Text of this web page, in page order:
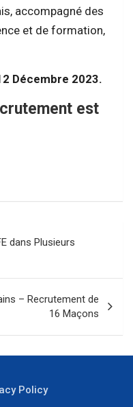
accompagné des
et de formation,
Décembre 2023.
est
dans Plusieurs
– Recrutement de
16 Maçons
Policy